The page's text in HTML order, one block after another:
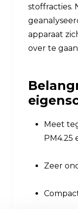
stoffracties.
apparaat
over te
Meet
PM4.25
Zeer